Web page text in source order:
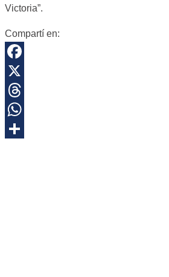
Victoria”.
Compartí en:
Facebook
X
Threads
WhatsApp